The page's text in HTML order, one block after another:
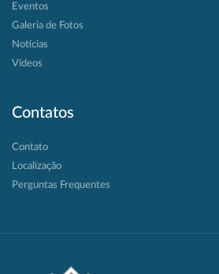
Eventos
Galeria de Fotos
Notícias
Vídeos
Contatos
Contato
Localização
Perguntas Frequentes